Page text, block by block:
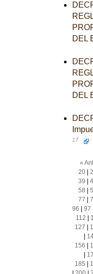
DEL
DEL
17
«
20|
39
58
77
96
97
112
127
156
185